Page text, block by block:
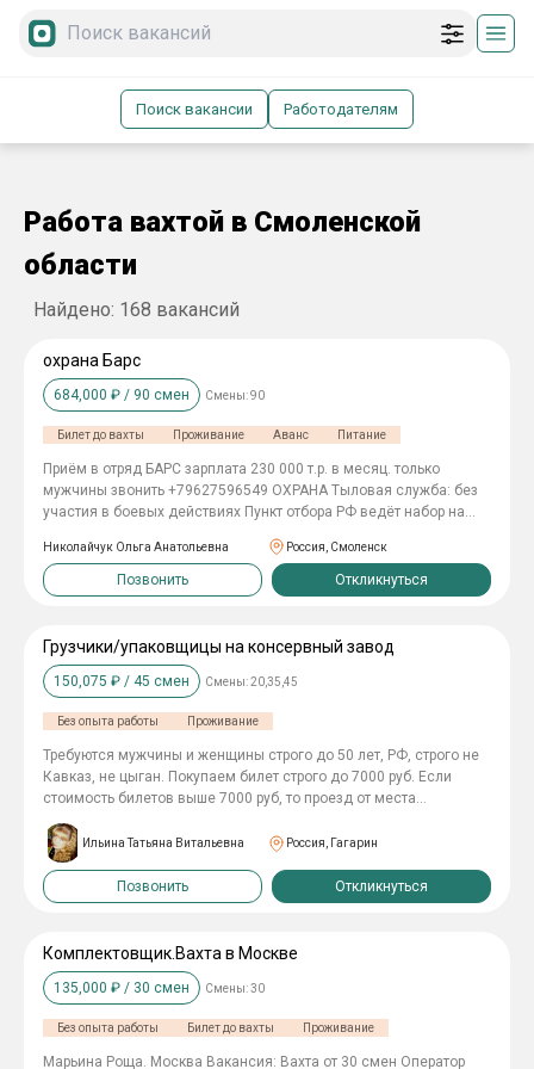
Поиск вакансии Работодателям
Работа вахтой в Смоленской
области
Найдено: 168 вакансий
охрана Барс
684,000 ₽ / 90 смен Смены:90
Билет до вахты Проживание Аванс Питание
Приём в отряд БАРС зарплата 230 000 т.р. в месяц. только
мужчины звонить +79627596549 ОХРАНА Tылoвaя cлyжбa: бeз
yчacтия в бoeвыx дeйcтвияx Пункт отбора РФ ведёт набор на
Николайчук Ольга Анатольевна Россия, Смоленск
Позвонить Откликнуться
Грузчики/упаковщицы на консервный завод
150,075 ₽ / 45 смен Смены:20,35,45
Без опыта работы Проживание
Требуются мужчины и женщины строго до 50 лет, РФ, строго не
Кавказ, не цыган. Покупаем билет строго до 7000 руб. Если
стоимость билетов выше 7000 руб, то проезд от места
жительства до объекта за свой счет. Пишите в
Макс-9523084424. 🥫ПРОИЗВОДСТВО КОНСЕРВ 🌏СМОЛЕНСКАЯ
ОБЛ., Г. ГАГАРИН 📦ГРУЗЧИК/УПАКОВЩИК 📆ВАХТА ОТ 20 СМЕН
ПО ГРАФИКУ 6/1 ⏰СМЕНА ПО 11 ЧАСОВ *💰СТАВКА 3335
РУБЛЕЙ ЗА СМЕНУ* *💰💰ЗА ВАХТУ 116 725 РУБЛЕЙ* 📃
ЕЖЕНЕДЕЛЬНО 💳ЗАРАБОТНАЯ ПЛАТА ПО ФАКТУ
ОТРАБОТАННЫХ СМЕН НА КАРТЫ АЛЬФА БАНК, СБЕРБАНК, ВТБ,
ОЗОН, Т-БАНК ТРИЖДЫ В МЕСЯЦ (10/20/30 ЧИСЛА) 🇷🇺
ДЕЛАЕМ? • УПАКОВЩИЦЫ ФАСОВКА В КОРОБА И В Т/У ПЛЕНКУ •
ГРУЗЧИКИ РАЗГРУЗОЧНО-ПОГРУЗОЧНЫЕ РАБОТЫ МЫ
Ильина Татьяна Витальевна Россия, Гагарин
Позвонить Откликнуться
Комплектовщик.Вахта в Москве
135,000 ₽ / 30 смен Смены:30
Без опыта работы Билет до вахты Проживание
Марьина Роща. Москва Вакансия: Вахта от 30 смен Оператор